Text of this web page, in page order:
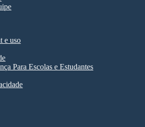
e uso
Para Escolas e Estudantes